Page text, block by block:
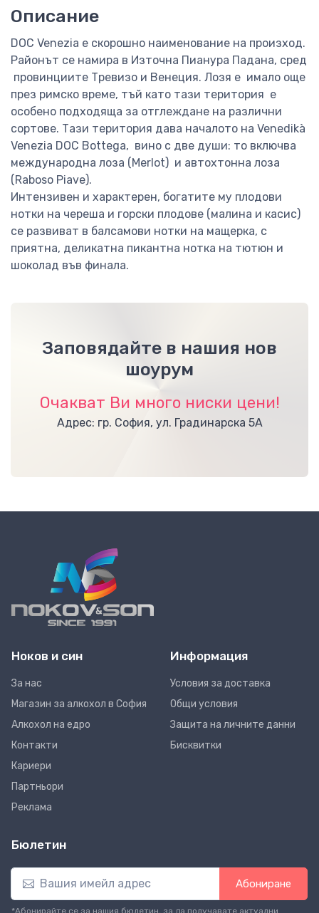
Описание
DOC Venezia е скорошно наименование на произход.
Районът се намира в Източна Пианура Падана, сред
провинциите Тревизо и Венеция. Лозя е имало още
през римско време, тъй като тази територия е
особено подходяща за отглеждане на различни
сортове. Тази територия дава началото на Venedikà
Venezia DOC Bottega, вино с две души: то включва
международна лоза (Merlot) и автохтонна лоза
(Raboso Piave).
Интензивен и характерен, богатите му плодови
нотки на череша и горски плодове (малина и касис)
се развиват в балсамови нотки на мащерка, с
приятна, деликатна пикантна нотка на тютюн и
шоколад във финала.
Заповядайте в нашия нов
шоурум
Очакват Ви много ниски цени!
Адрес: гр. София, ул. Градинарска 5А
Ноков и син
За нас
Магазин за алкохол в София
Алкохол на едро
Контакти
Кариери
Партньори
Реклама
Информация
Условия за доставка
Общи условия
Защита на личните данни
Бисквитки
Бюлетин
Абониране
*Абонирайте се за нашия бюлетин, за да получавате актуални